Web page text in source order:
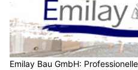
Emilay Bau GmbH: